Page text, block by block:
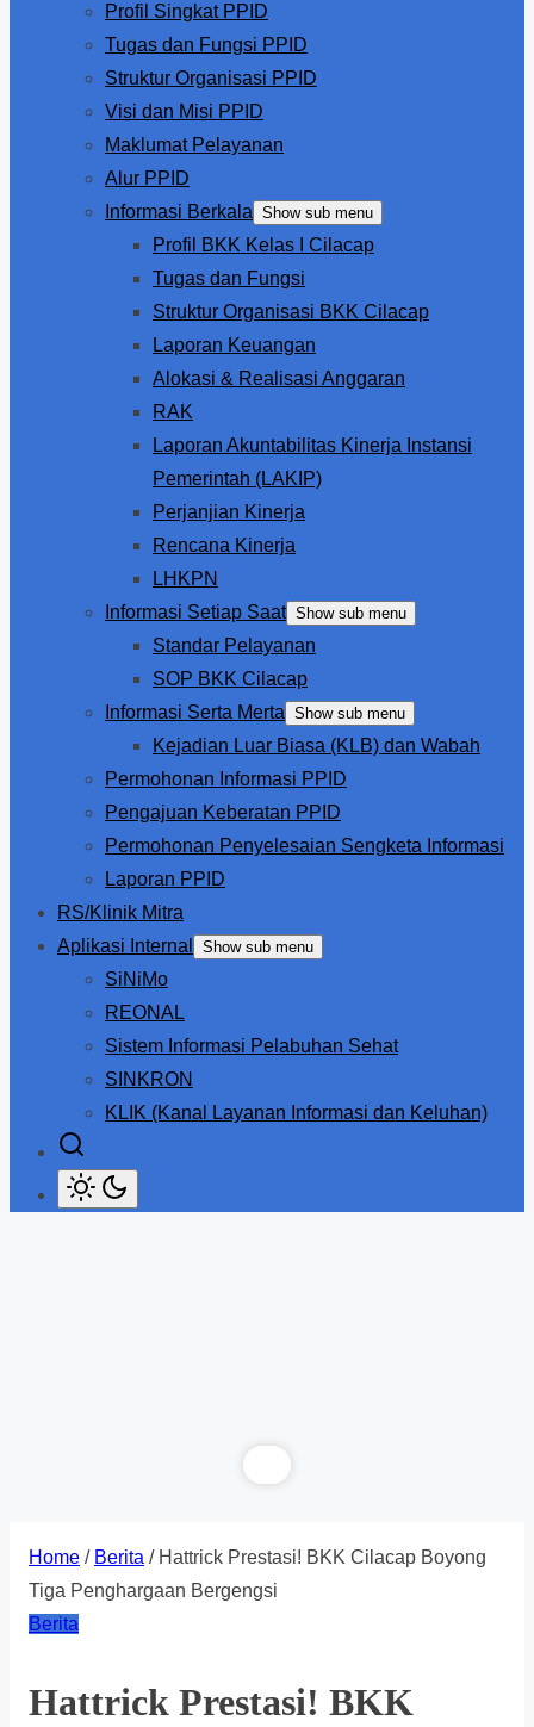
Profil Singkat PPID
Tugas dan Fungsi PPID
Struktur Organisasi PPID
Visi dan Misi PPID
Maklumat Pelayanan
Alur PPID
Informasi Berkala Show sub menu
Profil BKK Kelas I Cilacap
Tugas dan Fungsi
Struktur Organisasi BKK Cilacap
Laporan Keuangan
Alokasi & Realisasi Anggaran
RAK
Laporan Akuntabilitas Kinerja Instansi
Pemerintah (LAKIP)
Perjanjian Kinerja
Rencana Kinerja
LHKPN
Informasi Setiap Saat Show sub menu
Standar Pelayanan
SOP BKK Cilacap
Informasi Serta Merta Show sub menu
Kejadian Luar Biasa (KLB) dan Wabah
Permohonan Informasi PPID
Pengajuan Keberatan PPID
Permohonan Penyelesaian Sengketa Informasi
Laporan PPID
RS/Klinik Mitra
Aplikasi Internal
Show sub menu
SiNiMo
REONAL
Sistem Informasi Pelabuhan Sehat
SINKRON
KLIK (Kanal Layanan Informasi dan Keluhan)
Home / Berita / Hattrick Prestasi! BKK Cilacap Boyong
Tiga Penghargaan Bergengsi
Berita
Hattrick Prestasi! BKK